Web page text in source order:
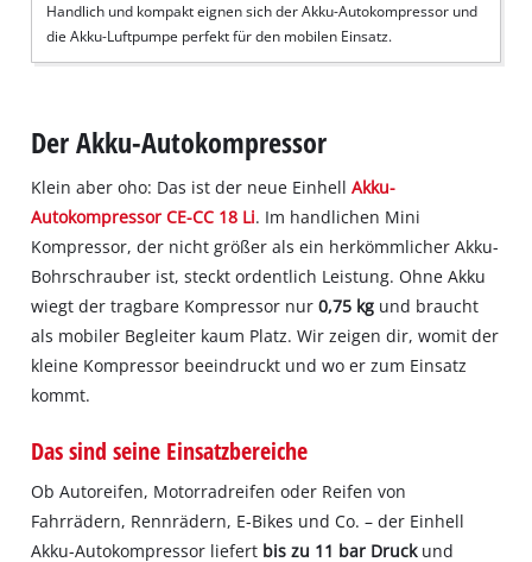
Handlich und kompakt eignen sich der Akku-Autokompressor und
die Akku-Luftpumpe perfekt für den mobilen Einsatz.
Der Akku-Autokompressor
Klein aber oho: Das ist der neue EinhellAkku-
Autokompressor CE-CC 18 Li. Im handlichen Mini
Kompressor, der nicht größer als ein herkömmlicher Akku-
Bohrschrauber ist, steckt ordentlich Leistung. Ohne Akku
wiegt der tragbare Kompressor nur0,75 kg und braucht
als mobiler Begleiter kaum Platz. Wir zeigen dir, womit der
kleine Kompressor beeindruckt und wo er zum Einsatz
kommt.
Das sind seine Einsatzbereiche
Ob Autoreifen, Motorradreifen oder Reifen von
Fahrrädern, Rennrädern, E-Bikes und Co. – der Einhell
Akku-Autokompressor liefert bis zu 11 bar Druckund